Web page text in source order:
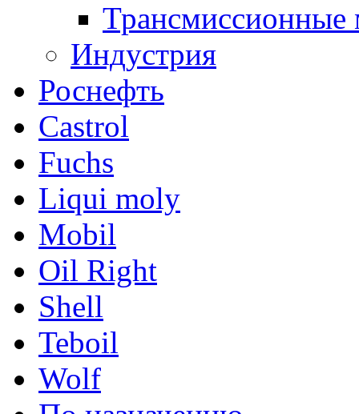
Трансмиссионные
Индустрия
Роснефть
Castrol
Fuchs
Liqui moly
Mobil
Oil Right
Shell
Teboil
Wolf